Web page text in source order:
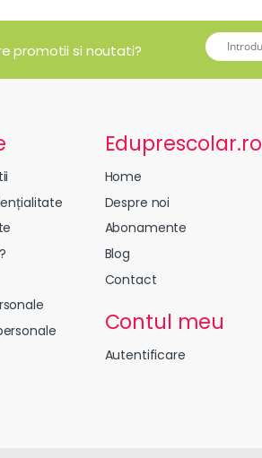
promotii si noutati?
Eduprescolar.ro
Home
Despre noi
Abonamente
Blog
Contact
Contul meu
Autentificare